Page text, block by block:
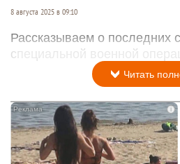
8 августа 2025 в 09:10
Рассказываем о последних
специальной военной
Читать
i